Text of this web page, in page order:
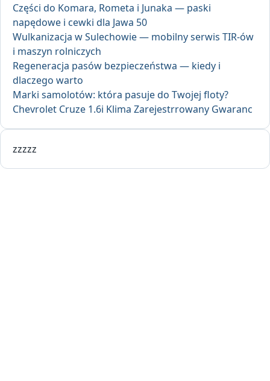
Części do Komara, Rometa i Junaka — paski
napędowe i cewki dla Jawa 50
Wulkanizacja w Sulechowie — mobilny serwis TIR-ów
i maszyn rolniczych
Regeneracja pasów bezpieczeństwa — kiedy i
dlaczego warto
Marki samolotów: która pasuje do Twojej floty?
Chevrolet Cruze 1.6i Klima Zarejestrrowany Gwaranc
zzzzz